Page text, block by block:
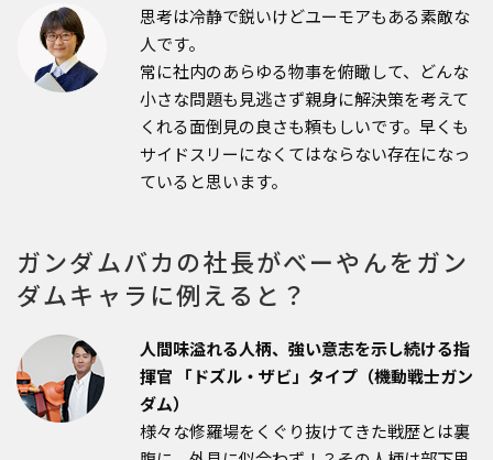
思考は冷静で鋭いけどユーモアもある素敵な
人です。
常に社内のあらゆる物事を俯瞰して、どんな
小さな問題も見逃さず親身に解決策を考えて
くれる面倒見の良さも頼もしいです。早くも
サイドスリーになくてはならない存在になっ
ていると思います。
ガンダムバカの社長がべーやんをガン
ダムキャラに例えると？
人間味溢れる人柄、強い意志を示し続ける指
揮官 「ドズル・ザビ」タイプ（機動戦士ガン
ダム）
様々な修羅場をくぐり抜けてきた戦歴とは裏